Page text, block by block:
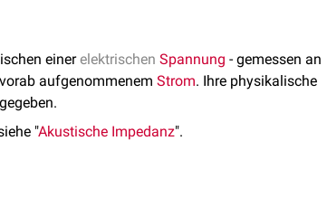
einerelektrischen Spannung - gemessen an
aufgenommenem Strom. Ihre physikalische
"Akustische Impedanz".